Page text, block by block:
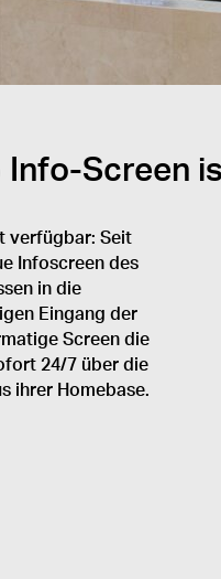
Info-Screen
verfügbar: Seit
Infoscreen des
in die
Eingang der
Screen die
24/7 über die
ihrer Homebase.